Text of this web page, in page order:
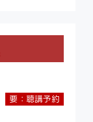
要：聴講予約